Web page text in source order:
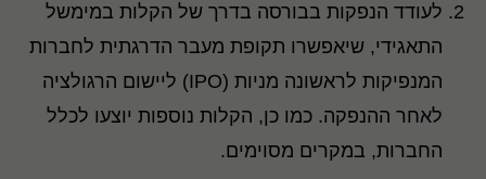
לעודד הנפקות בבורסה בדרך של הקלות במימשל
התאגידי, שיאפשרו תקופת מעבר הדרגתית לחברות
המנפיקות לראשונה מניות (IPO) ליישום הרגולציה
לאחר ההנפקה. כמו כן, הקלות נוספות יוצעו לכלל
החברות, במקרים מסוימים.